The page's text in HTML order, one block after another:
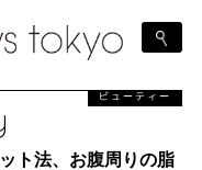
ビューティー
ト法、お腹周りの脂